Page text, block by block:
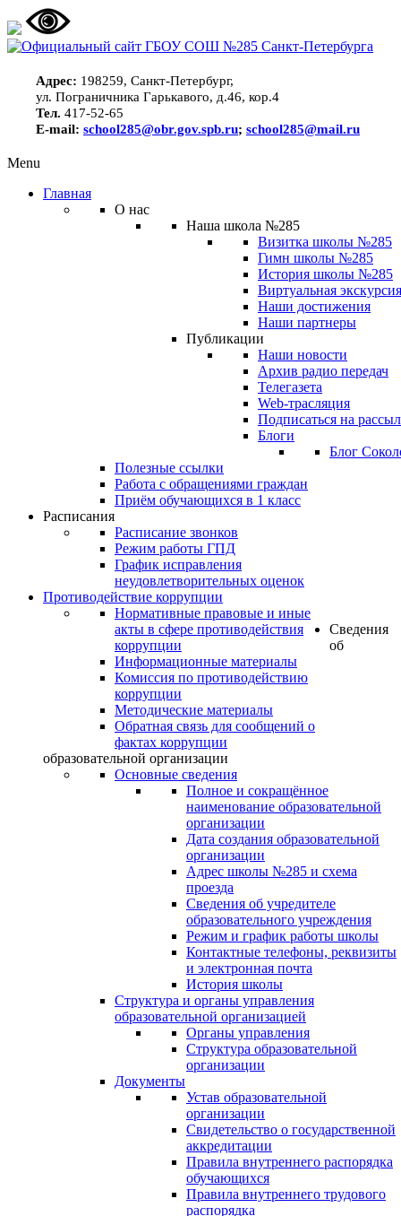
Адрес: 198259, Санкт-Петербург,
ул. Пограничника Гарькавого, д.46, кор.4
Тел. 417-52-65
E-mail: school285@obr.gov.spb.ru; school285@mail.ru
Menu
Главная
О нас
Наша школа №285
Визитка школы №285
Гимн школы №285
История школы №285
Виртуальная
Наши достижения
Наши партнеры
Публикации
Наши новости
Архив радио передач
Телегазета
Web-трасляция
Подписаться на
Блоги
Блог
Полезные ссылки
Работа с обращениями граждан
Приём обучающихся в 1 класс
Расписания
Расписание звонков
Режим работы ГПД
График исправления
неудовлетворительных оценок
Противодействие коррупции
Нормативные правовые и иные
акты в сфере противодействия
коррупции
Информационные материалы
Комиссия по противодействию
коррупции
Методические материалы
Обратная связь для сообщений о
фактах коррупции
Сведения
об
образовательной организации
Основные сведения
Полное и сокращённое
наименование образовательной
организации
Дата создания образовательной
организации
Адрес школы №285 и схема
проезда
Сведения об учредителе
образовательного учреждения
Режим и график работы школы
Контактные телефоны, реквизиты
и электронная почта
История школы
Структура и органы управления
образовательной организацией
Органы управления
Структура образовательной
организации
Документы
Устав образовательной
организации
Свидетельство о государственной
аккредитации
Правила внутреннего распорядка
обучающихся
Правила внутреннего трудового
распорядка